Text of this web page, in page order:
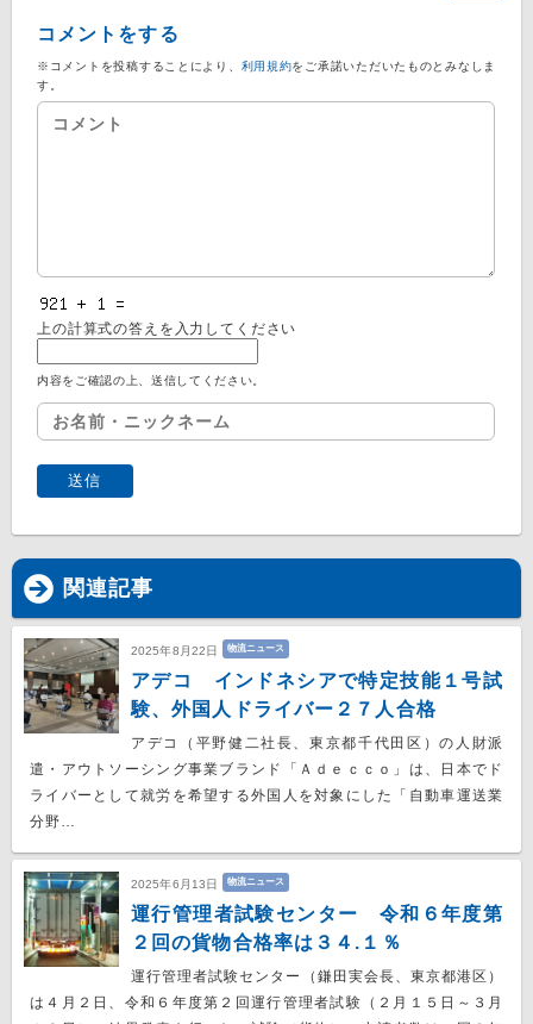
コメントをする
※コメントを投稿することにより、 利用規約をご承諾いただいたものとみなしま
す。
上の計算式の答えを入力してください
内容をご確認の上、送信してください。
関連記事
2025年8月22日 物流ニュース
アデコ インドネシアで特定技能１号試
験、外国人ドライバー２７人合格
アデコ（平野健二社長、東京都千代田区）の人財派
遣・アウトソーシング事業ブランド「Ａｄｅｃｃｏ」は、日本でド
ライバーとして就労を希望する外国人を対象にした「自動車運送業
分野…
2025年6月13日 物流ニュース
運行管理者試験センター 令和６年度第
２回の貨物合格率は３４.１％
運行管理者試験センター（鎌田実会長、東京都港区）
は４月２日、令和６年度第２回運行管理者試験（２月１５日～３月